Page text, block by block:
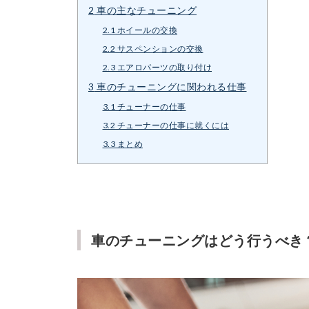
2 車の主なチューニング
2.1 ホイールの交換
2.2 サスペンションの交換
2.3 エアロパーツの取り付け
3 車のチューニングに関われる仕事
3.1 チューナーの仕事
3.2 チューナーの仕事に就くには
3.3 まとめ
車のチューニングはどう行うべき